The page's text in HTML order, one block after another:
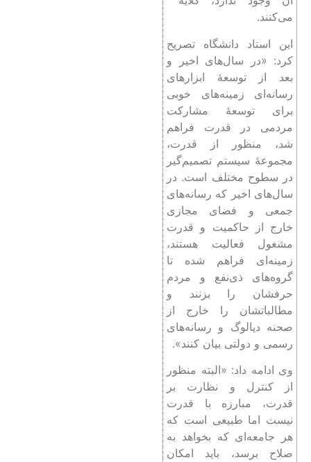
می‌کنند.
این استاد دانشگاه تصریح
کرد: «در سال‌های اخیر و
بعد از توسعۀ ابزارهای
رسانه‌ای زمینه‌های خوبی
برای توسعۀ مشارکت
مردمی در قدرت فراهم
شد، منظور از قدرت،
مجموعۀ سیستم تصمیم‌گیر
در سطوح مختلف است. در
سال‌های اخیر که رسانه‌های
جمعی و فضای مجازی
خارج از حاکمیت و قدرت
مشغول فعالیت هستند،
زمینه‌ای فراهم شده تا
گروه‌های ذی‌نفع و مردم
حرفشان را بزنند و
مطالباتشان را خارج از
صحنه دیالوگ و رسانه‌های
رسمی و دولتی بیان کنند».
وی ادامه داد: «البته منظور
از کنترل و نظارت بر
قدرت، مبارزه با قدرت
نیست اما طبیعی است که
هر جامعه‌ای که بخواهد به
صلاح برسد، باید امکان